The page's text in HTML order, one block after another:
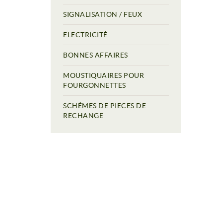
SIGNALISATION / FEUX
ELECTRICITÉ
BONNES AFFAIRES
MOUSTIQUAIRES POUR
FOURGONNETTES
SCHÉMES DE PIECES DE
RECHANGE